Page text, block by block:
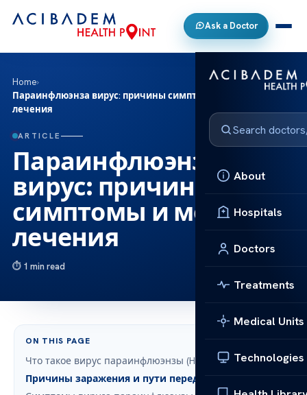
Ask a Doctor
About
Hospitals
Doctors
Treatments
Medical Units
Technologies
Home›
Параинфлюэнза вирус: причины симптомы и методы
лечения
ARTICLE
Параинфлюэнза
вирус: причины
симптомы и методы
лечения
1 min read
ON THIS PAGE
Что такое вирус параинфлюэнзы (HPIVs)?
Причины заражения и пути передачи